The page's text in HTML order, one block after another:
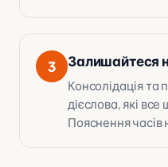
3 Залишайтеся
Консолідація
дієслова, які
Пояснення